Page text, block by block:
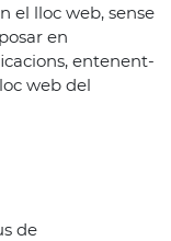
el lloc web, sense
en
entenent-
web del
de